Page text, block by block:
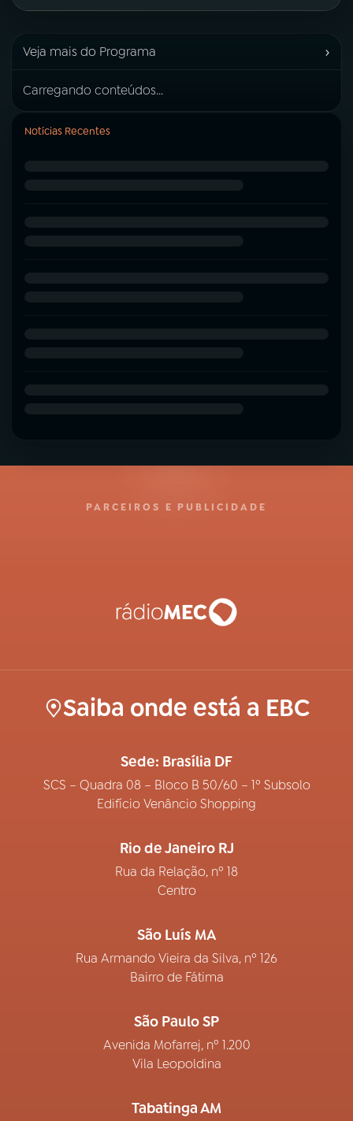
Veja mais do Programa ›
Carregando conteúdos...
Notícias Recentes
PARCEIROS E PUBLICIDADE
Saiba onde está a EBC
Sede: Brasília DF
SCS – Quadra 08 – Bloco B 50/60 – 1º Subsolo
Edifício Venâncio Shopping
Rio de Janeiro RJ
Rua da Relação, nº 18
Centro
São Luís MA
Rua Armando Vieira da Silva, nº 126
Bairro de Fátima
São Paulo SP
Avenida Mofarrej, nº 1.200
Vila Leopoldina
Tabatinga AM